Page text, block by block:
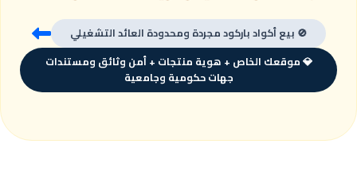
🚫 بيع أكواد باركود مجردة ومحدودة العائد التشغيلي
💎 موقعك الخاص + هوية منتجات + أمن وثائق ومستندات
جهات حكومية وجامعية